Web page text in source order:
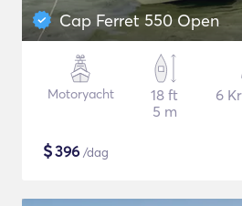
Cap Ferret 550 Open
Motoryacht
18 ft
5 m
6
$396 /dag